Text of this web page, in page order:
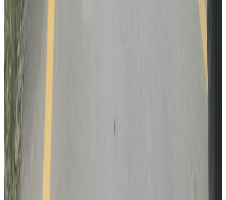
२०२६ अगस्ट १